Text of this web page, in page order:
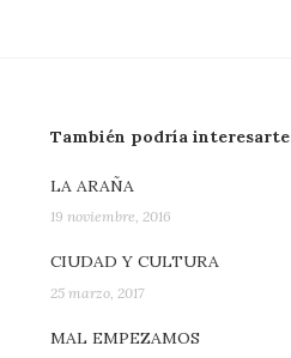
También podría interesarte
LA ARAÑA
19 noviembre, 2016
CIUDAD Y CULTURA
25 marzo, 2017
MAL EMPEZAMOS